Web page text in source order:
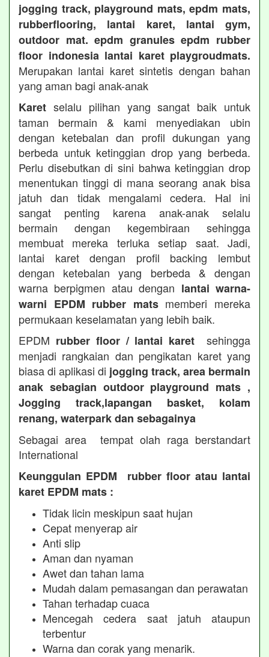
jogging track, playground mats, epdm mats,
rubberflooring, lantai karet, lantai gym,
outdoor mat. epdm granules epdm rubber
floor indonesia lantai karet playgroudmats.
Merupakan lantai karet sintetis dengan bahan
yang aman bagi anak-anak
Karet selalu pilihan yang sangat baik untuk
taman bermain & kami menyediakan ubin
dengan ketebalan dan profil dukungan yang
berbeda untuk ketinggian drop yang berbeda.
Perlu disebutkan di sini bahwa ketinggian drop
menentukan tinggi di mana seorang anak bisa
jatuh dan tidak mengalami cedera. Hal ini
sangat penting karena anak-anak selalu
bermain dengan kegembiraan sehingga
membuat mereka terluka setiap saat. Jadi,
lantai karet dengan profil backing lembut
dengan ketebalan yang berbeda & dengan
warna berpigmen atau dengan lantai warna-
warni EPDM rubber matsmemberi mereka
permukaan keselamatan yang lebih baik.
EPDM rubber floor / lantai karet sehingga
menjadi rangkaian dan pengikatan karet yang
biasa di aplikasi di jogging track, area bermain
anak sebagian outdoor playground mats ,
Jogging track,lapangan basket, kolam
renang, waterpark dan sebagainya
Sebagai area tempat olah raga berstandart
International
Keunggulan EPDM rubber floor atau lantai
karet EPDM mats :
Tidak licin meskipun saat hujan
Cepat menyerap air
Anti slip
Aman dan nyaman
Awet dan tahan lama
Mudah dalam pemasangan dan perawatan
Tahan terhadap cuaca
Mencegah cedera saat jatuh ataupun
terbentur
Warna dan corak yang menarik.